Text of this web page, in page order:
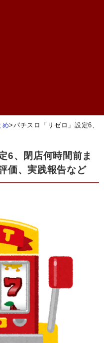
め>パチスロ「リゼロ」設定6、
6、閉店何時間前ま
価、実践報告など